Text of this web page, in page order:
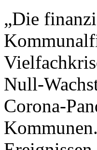
„Die
Null-
Corona-